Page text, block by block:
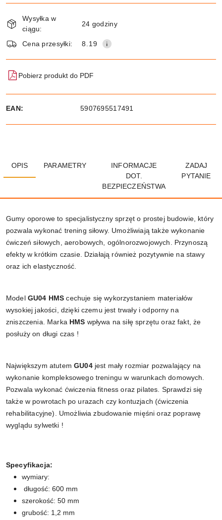
i
dostawa
Wysyłka w
ciągu:
24 godziny
Cena przesyłki: 8.19
Pobierz produkt do PDF
EAN: 5907695517491
OPIS PARAMETRY
INFORMACJE
DOT.
BEZPIECZEŃSTWA
ZADAJ
PYTANIE
Gumy oporowe to specjalistyczny sprzęt o prostej budowie, który
pozwala wykonać trening siłowy. Umożliwiają także wykonanie
ćwiczeń siłowych, aerobowych, ogólnorozwojowych. Przynoszą
efekty w krótkim czasie. Działają również pozytywnie na stawy
oraz ich elastyczność.
Model GU04 HMS cechuje się wykorzystaniem materiałów
wysokiej jakości, dzięki czemu jest trwały i odporny na
zniszczenia. Marka HMS wpływa na siłę sprzętu oraz fakt, że
posłuży on długi czas !
Największym atutemGU04 jest mały rozmiar pozwalający na
wykonanie kompleksowego treningu w warunkach domowych.
Pozwala wykonać ćwiczenia fitness oraz pilates. Sprawdzi się
także w powrotach po urazach czy kontuzjach (ćwiczenia
rehabilitacyjne). Umożliwia zbudowanie mięśni oraz poprawę
wyglądu sylwetki !
Specyfikacja:
wymiary:
długość: 600 mm
szerokość: 50 mm
grubość: 1,2 mm